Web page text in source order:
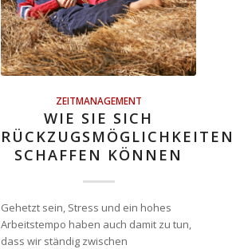
ZEITMANAGEMENT
WIE SIE SICH
RÜCKZUGSMÖGLICHKEITEN
SCHAFFEN KÖNNEN
Gehetzt sein, Stress und ein hohes
Arbeitstempo haben auch damit zu tun,
dass wir ständig zwischen